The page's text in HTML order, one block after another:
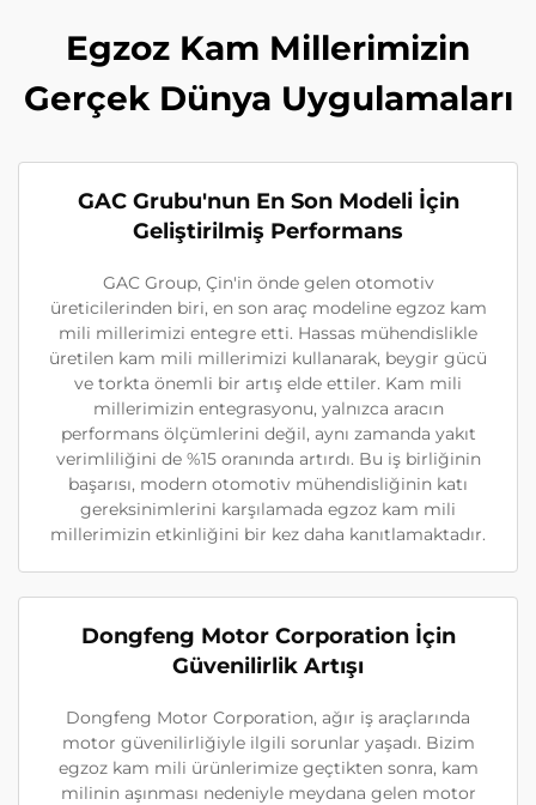
Egzoz Kam Millerimizin
Gerçek Dünya Uygulamaları
GAC Grubu'nun En Son Modeli İçin
Geliştirilmiş Performans
GAC Group, Çin'in önde gelen otomotiv
üreticilerinden biri, en son araç modeline egzoz kam
mili millerimizi entegre etti. Hassas mühendislikle
üretilen kam mili millerimizi kullanarak, beygir gücü
ve torkta önemli bir artış elde ettiler. Kam mili
millerimizin entegrasyonu, yalnızca aracın
performans ölçümlerini değil, aynı zamanda yakıt
verimliliğini de %15 oranında artırdı. Bu iş birliğinin
başarısı, modern otomotiv mühendisliğinin katı
gereksinimlerini karşılamada egzoz kam mili
millerimizin etkinliğini bir kez daha kanıtlamaktadır.
Dongfeng Motor Corporation İçin
Güvenilirlik Artışı
Dongfeng Motor Corporation, ağır iş araçlarında
motor güvenilirliğiyle ilgili sorunlar yaşadı. Bizim
egzoz kam mili ürünlerimize geçtikten sonra, kam
milinin aşınması nedeniyle meydana gelen motor